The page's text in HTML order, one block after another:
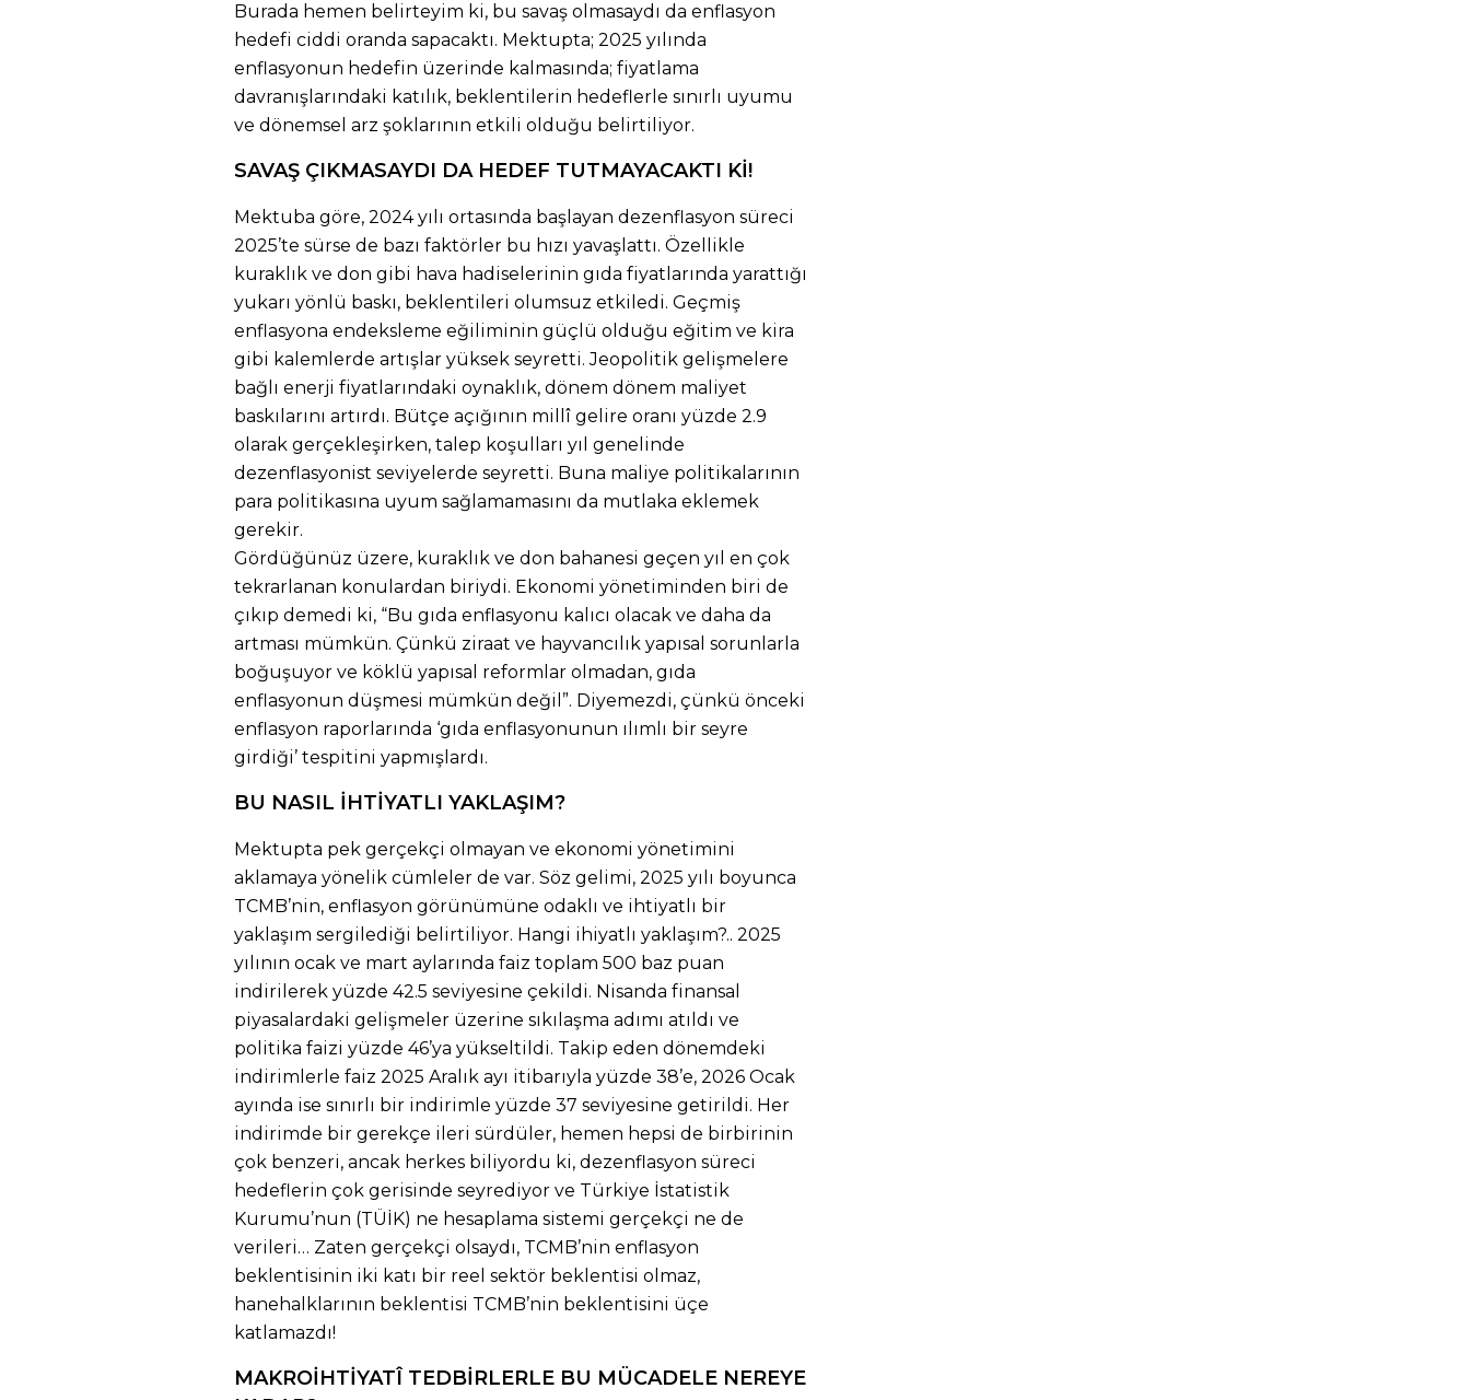
Burada hemen belirteyim ki, bu savaş olmasaydı da enflasyon
hedefi ciddi oranda sapacaktı. Mektupta; 2025 yılında
enflasyonun hedefin üzerinde kalmasında; fiyatlama
davranışlarındaki katılık, beklentilerin hedeflerle sınırlı uyumu
ve dönemsel arz şoklarının etkili olduğu belirtiliyor.
SAVAŞ ÇIKMASAYDI DA HEDEF TUTMAYACAKTI Kİ!
Mektuba göre, 2024 yılı ortasında başlayan dezenflasyon süreci
2025’te sürse de bazı faktörler bu hızı yavaşlattı. Özellikle
kuraklık ve don gibi hava hadiselerinin gıda fiyatlarında yarattığı
yukarı yönlü baskı, beklentileri olumsuz etkiledi. Geçmiş
enflasyona endeksleme eğiliminin güçlü olduğu eğitim ve kira
gibi kalemlerde artışlar yüksek seyretti. Jeopolitik gelişmelere
bağlı enerji fiyatlarındaki oynaklık, dönem dönem maliyet
baskılarını artırdı. Bütçe açığının millî gelire oranı yüzde 2.9
olarak gerçekleşirken, talep koşulları yıl genelinde
dezenflasyonist seviyelerde seyretti. Buna maliye politikalarının
para politikasına uyum sağlamamasını da mutlaka eklemek
gerekir.
Gördüğünüz üzere, kuraklık ve don bahanesi geçen yıl en çok
tekrarlanan konulardan biriydi. Ekonomi yönetiminden biri de
çıkıp demedi ki, “Bu gıda enflasyonu kalıcı olacak ve daha da
artması mümkün. Çünkü ziraat ve hayvancılık yapısal sorunlarla
boğuşuyor ve köklü yapısal reformlar olmadan, gıda
enflasyonun düşmesi mümkün değil”. Diyemezdi, çünkü önceki
enflasyon raporlarında ‘gıda enflasyonunun ılımlı bir seyre
girdiği’ tespitini yapmışlardı.
BU NASIL İHTİYATLI YAKLAŞIM?
Mektupta pek gerçekçi olmayan ve ekonomi yönetimini
aklamaya yönelik cümleler de var. Söz gelimi, 2025 yılı boyunca
TCMB’nin, enflasyon görünümüne odaklı ve ihtiyatlı bir
yaklaşım sergilediği belirtiliyor. Hangi ihiyatlı yaklaşım?.. 2025
yılının ocak ve mart aylarında faiz toplam 500 baz puan
indirilerek yüzde 42.5 seviyesine çekildi. Nisanda finansal
piyasalardaki gelişmeler üzerine sıkılaşma adımı atıldı ve
politika faizi yüzde 46’ya yükseltildi. Takip eden dönemdeki
indirimlerle faiz 2025 Aralık ayı itibarıyla yüzde 38’e, 2026 Ocak
ayında ise sınırlı bir indirimle yüzde 37 seviyesine getirildi. Her
indirimde bir gerekçe ileri sürdüler, hemen hepsi de birbirinin
çok benzeri, ancak herkes biliyordu ki, dezenflasyon süreci
hedeflerin çok gerisinde seyrediyor ve Türkiye İstatistik
Kurumu’nun (TÜİK) ne hesaplama sistemi gerçekçi ne de
verileri… Zaten gerçekçi olsaydı, TCMB’nin enflasyon
beklentisinin iki katı bir reel sektör beklentisi olmaz,
hanehalklarının beklentisi TCMB’nin beklentisini üçe
katlamazdı!
MAKROİHTİYATÎ TEDBİRLERLE BU MÜCADELE NEREYE